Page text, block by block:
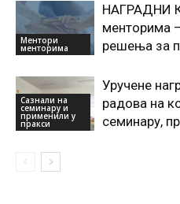
Ментори
менторима
НАГРАДНИ
менторима
решења за
Сазнали на
семинару и
применили у
пракси
Уручeне
радова на
семинару,